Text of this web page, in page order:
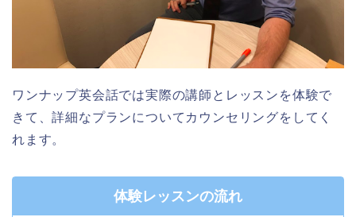
ワンナップ英会話では実際の講師とレッスンを体験で
きて、詳細なプランについてカウンセリングをしてく
れます。
体験レッスンの流れ